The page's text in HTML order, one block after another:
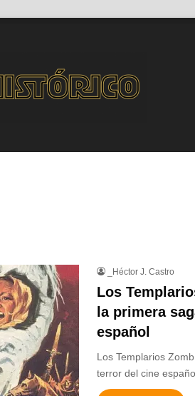
_Héctor J. Castro
Los
la primera
español
Los Templarios
terror del cine